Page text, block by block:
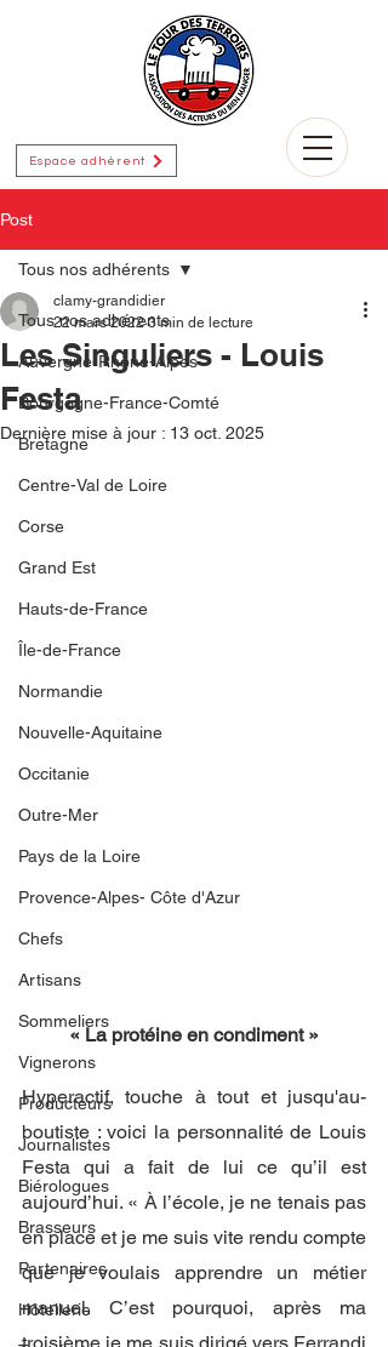
Espace adhérent
Post
Tous nos adhérents
Auvergne-Rhône-Alpes
Bourgogne-France-Comté
Bretagne
Centre-Val de Loire
Corse
Grand Est
Hauts-de-France
Île-de-France
Normandie
Nouvelle-Aquitaine
Occitanie
Outre-Mer
Pays de la Loire
Provence-Alpes- Côte d'Azur
Chefs
Artisans
Sommeliers
Vignerons
Producteurs
Journalistes
Biérologues
Brasseurs
Partenaires
Hôtellerie
Tous nos adhérents
Les Singuliers - Louis
Festa
clamy-grandidier
22 mars 2022 3 min de lecture
Dernière mise à jour : 13 oct. 2025
« La protéine en condiment »
Hyperactif, touche à tout et jusqu'au-
boutiste : voici la personnalité de Louis
Festa qui a fait de lui ce qu’il est
aujourd’hui. « À l’école, je ne tenais pas
en place et je me suis vite rendu compte
que je voulais apprendre un métier
manuel. C’est pourquoi, après ma